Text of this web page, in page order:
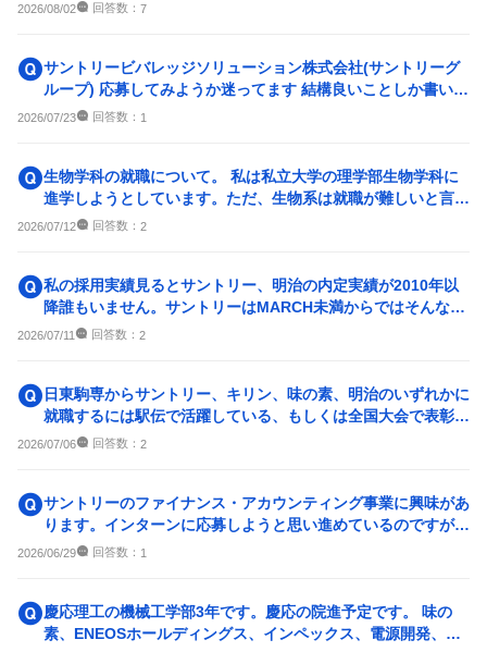
2026/08/02 回答数： 7
サントリービバレッジソリューション株式会社(サントリーグ
ループ) 応募してみようか迷ってます 結構良いことしか書いて
ないですがブラック...
2026/07/23 回答数： 1
生物学科の就職について。 私は私立大学の理学部生物学科に
進学しようとしています。ただ、生物系は就職が難しいと言わ
れていて不安です。 ...
2026/07/12 回答数： 2
私の採用実績見るとサントリー、明治の内定実績が2010年以
降誰もいません。サントリーはMARCH未満からではそんなに
難しいですか？体育...
2026/07/11 回答数： 2
日東駒専からサントリー、キリン、味の素、明治のいずれかに
就職するには駅伝で活躍している、もしくは全国大会で表彰さ
れる実績残せば可能性は...
2026/07/06 回答数： 2
サントリーのファイナンス・アカウンティング事業に興味があ
ります。インターンに応募しようと思い進めているのですが、
同志社では厳しいでしょ...
2026/06/29 回答数： 1
慶応理工の機械工学部3年です。慶応の院進予定です。 味の
素、ENEOSホールディングス、インペックス、電源開発、サ